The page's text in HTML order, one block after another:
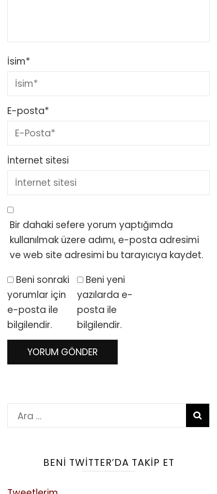
İsim*
E-posta*
İnternet sitesi
Bir dahaki sefere yorum yaptığımda
kullanılmak üzere adımı, e-posta adresimi
ve web site adresimi bu tarayıcıya kaydet.
Beni sonraki
yorumlar için
e-posta ile
bilgilendir.
Beni yeni
yazılarda e-
posta ile
bilgilendir.
Arama:
BENI TWITTER’DA TAKIP ET